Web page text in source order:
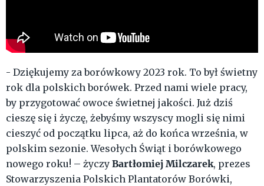
- Dziękujemy za borówkowy 2023 rok. To był świetny
rok dla polskich borówek. Przed nami wiele pracy,
by przygotować owoce świetnej jakości. Już dziś
cieszę się i życzę, żebyśmy wszyscy mogli się nimi
cieszyć od początku lipca, aż do końca września, w
polskim sezonie. Wesołych Świąt i borówkowego
nowego roku! – życzy Bartłomiej Milczarek, prezes
Stowarzyszenia Polskich Plantatorów Borówki,